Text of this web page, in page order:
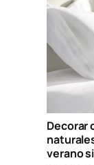
Decorar
verano